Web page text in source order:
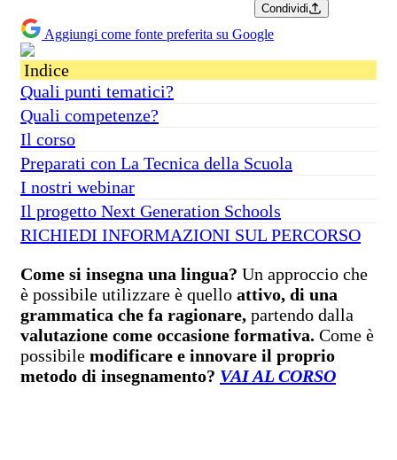
Condividi
Aggiungi come fonte preferita su Google
Indice
Quali punti tematici?
Quali competenze?
Il corso
Preparati con La Tecnica della Scuola
I nostri webinar
Il progetto Next Generation Schools
RICHIEDI INFORMAZIONI SUL PERCORSO
Come si insegna una lingua? Un approccio che
è possibile utilizzare è quello attivo, di una
grammatica che fa ragionare, partendo dalla
valutazione come occasione formativa. Come è
possibile modificare e innovare il proprio
metodo di insegnamento? VAI AL CORSO